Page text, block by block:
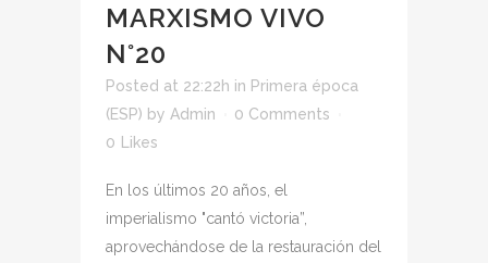
MARXISMO VIVO
N°20
Posted at 22:22h in Primera época
(ESP) by Admin
0 Comments
0
Likes
En los últimos 20 años, el
imperialismo "cantó victoria”,
aprovechándose de la restauración del